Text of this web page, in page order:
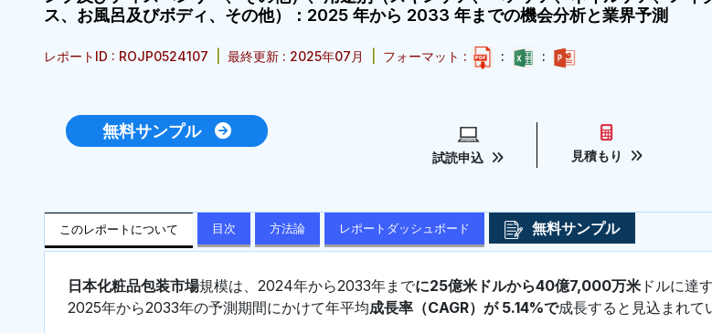
ス、お風呂及びボディ、その他）：2025 年から 2033 年までの機会分析と業界予測
レポートID : ROJP0524107 最終更新 : 2025年07月 フォーマット : : :
無料サンプル
試読申込 見積もり
このレポートについて 目次 方法論 レポートダッシュボード 無料サンプル
日本化粧品包装市場規模は、2024年から2033年までに25億米ドルから40億7,000万米 ドルに達
2025年から2033年の予測期間にかけて年平均成長率（CAGR）が 5.14%で成長すると見込まれて